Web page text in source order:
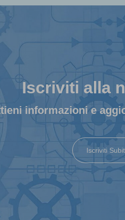
Iscriviti alla
informazioni e
Iscriviti